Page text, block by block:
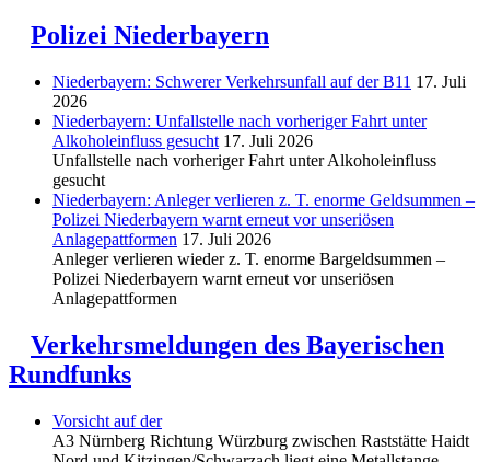
Polizei Niederbayern
Niederbayern: Schwerer Verkehrsunfall auf der B11 17. Juli
2026
Niederbayern: Unfallstelle nach vorheriger Fahrt unter
Alkoholeinfluss gesucht 17. Juli 2026
Unfallstelle nach vorheriger Fahrt unter Alkoholeinfluss
gesucht
Niederbayern: Anleger verlieren z. T. enorme Geldsummen –
Polizei Niederbayern warnt erneut vor unseriösen
Anlagepattformen 17. Juli 2026
Anleger verlieren wieder z. T. enorme Bargeldsummen –
Polizei Niederbayern warnt erneut vor unseriösen
Anlagepattformen
Verkehrsmeldungen des Bayerischen
Rundfunks
Vorsicht auf der
A3 Nürnberg Richtung Würzburg zwischen Raststätte Haidt